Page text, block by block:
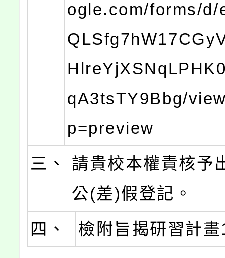
ogle.com/forms/d/
qA3tsTY9Bbg/
p=preview
三、
請貴校本權責核予
公(差)假登記。
四、
檢附旨揭研習計